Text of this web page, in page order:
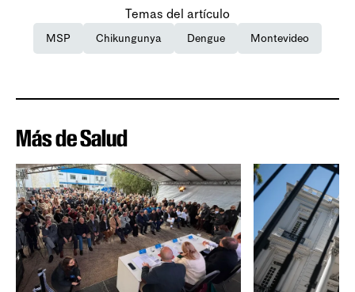
Temas del artículo
MSP Chikungunya Dengue Montevideo
Más de Salud